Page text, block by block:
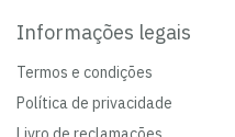
Informações legais
Termos e condições
Política de privacidade